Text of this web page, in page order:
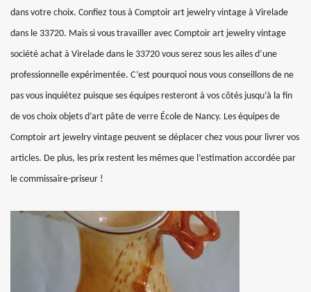
dans votre choix. Confiez tous à Comptoir art jewelry vintage à Virelade
dans le 33720. Mais si vous travailler avec Comptoir art jewelry vintage
société achat à Virelade dans le 33720 vous serez sous les ailes d’une
professionnelle expérimentée. C’est pourquoi nous vous conseillons de ne
pas vous inquiétez puisque ses équipes resteront à vos côtés jusqu’à la fin
de vos choix objets d’art pâte de verre École de Nancy. Les équipes de
Comptoir art jewelry vintage peuvent se déplacer chez vous pour livrer vos
articles. De plus, les prix restent les mêmes que l’estimation accordée par
le commissaire-priseur !